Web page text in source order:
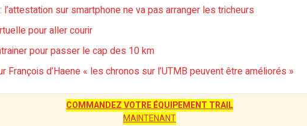
l’attestation sur smartphone ne va pas arranger les tricheurs
pour aller courir
pour passer le cap des 10 km
François d’Haene « les chronos sur l’UTMB peuvent être améliorés »
COMMANDEZ VOTRE ÉQUIPEMENT TRAIL
MAINTENANT